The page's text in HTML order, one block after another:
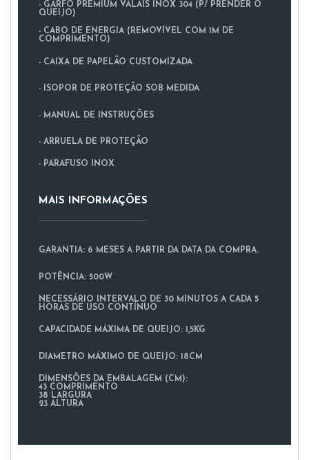
- GARFO PREMIUM VALAIS INOX 304 (P/ PRENDER O
QUEIJO)
- CABO DE ENERGIA (REMOVÍVEL COM 1M DE
COMPRIMENTO)
- CAIXA DE PAPELÃO CUSTOMIZADA
- ISOPOR DE PROTEÇÃO SOB MEDIDA
- MANUAL DE INSTRUÇÕES
- ARRUELA DE PROTEÇÃO
- PARAFUSO INOX
MAIS INFORMAÇÕES
GARANTIA: 6 MESES A PARTIR DA DATA DA COMPRA.
POTÊNCIA: 500W
NECESSÁRIO INTERVALO DE 30 MINUTOS A CADA 5
HORAS DE USO CONTÍNUO
CAPACIDADE MÁXIMA DE QUEIJO: 1,5KG
DIAMETRO MÁXIMO DE QUEIJO: 18CM
DIMENSÕES DA EMBALAGEM (CM):
43 COMPRIMENTO
38 LARGURA
23 ALTURA